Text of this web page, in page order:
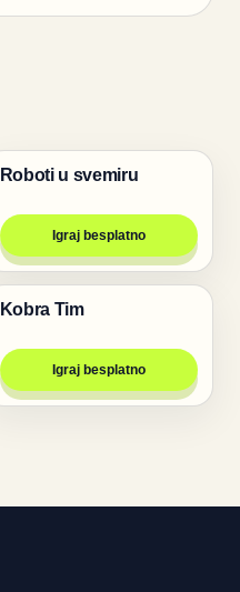
Igre
Roboti u svemiru
Igraj besplatno
Pucanje
Kobra Tim
Igraj besplatno